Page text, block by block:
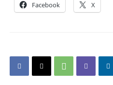
Facebook X